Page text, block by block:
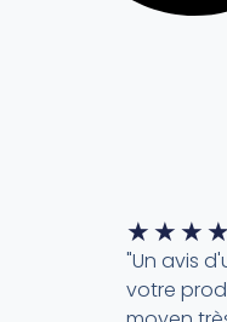
★ ★ ★ ★
"Un avis
votre